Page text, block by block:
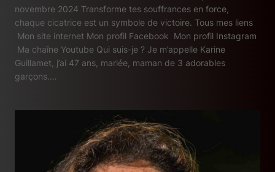
novembre 2024 Transforme tes souffrances en force,
chaque cicatrice est un symbole de victoire. Tous mes liens
Mon site internet Mon profil Facebook Mon profil Instagram
Ma chaîne Youtube Qui suis-je ? Je m’appelle Karine
Guillamet, j’ai 47 ans, mariée, maman de 3 adorables
garçons.…